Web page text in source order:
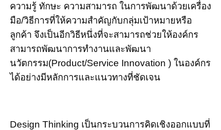
ความรู้ ทักษะ ความสามารถ ในการพัฒนาด้วยเครื่อง
มือ/วิธีการที่ให้ความสำคัญกับกลุ่มเป้าหมายหรือ
ลูกค้า จึงเป็นอีกวิธีหนึ่งที่จะสามารถช่วยให้องค์กร
สามารถพัฒนาการทำงานและพัฒนา
นวัตกรรม(Product/Service Innovation ) ในองค์กร
ได้อย่างมีหลักการและแนวทางที่ชัดเจน
Design Thinking เป็นกระบวนการคิดเชิงออกแบบที่